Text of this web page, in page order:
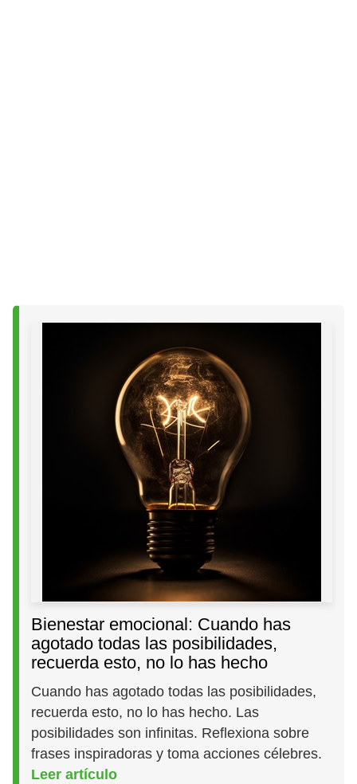
Bienestar emocional: Cuando has
agotado todas las posibilidades,
recuerda esto, no lo has hecho
Cuando has agotado todas las posibilidades,
recuerda esto, no lo has hecho. Las
posibilidades son infinitas. Reflexiona sobre
frases inspiradoras y toma acciones célebres.
Leer artículo